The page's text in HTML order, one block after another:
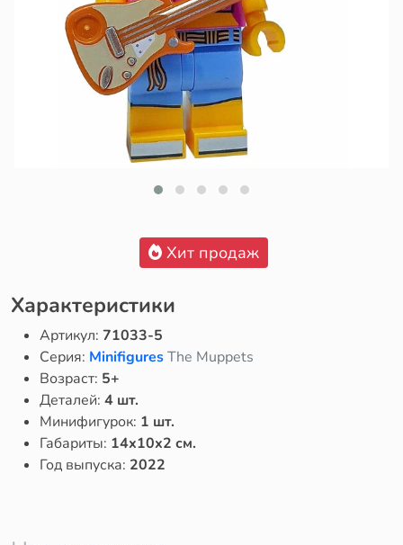
Хит продаж
Характеристики
Артикул: 71033-5
Серия: MinifiguresThe Muppets
Возраст: 5+
Деталей: 4 шт.
Минифигурок: 1 шт.
Габариты: 14x10x2 см.
Год выпуска: 2022